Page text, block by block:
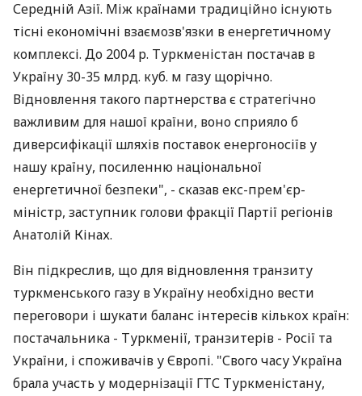
Середній Азії. Між країнами традиційно існують
тісні економічні взаємозв'язки в енергетичному
комплексі. До 2004 р. Туркменістан постачав в
Україну 30-35 млрд. куб. м газу щорічно.
Відновлення такого партнерства є стратегічно
важливим для нашої країни, воно сприяло б
диверсифікації шляхів поставок енергоносіїв у
нашу країну, посиленню національної
енергетичної безпеки", - сказав екс-прем'єр-
міністр, заступник голови фракції Партії регіонів
Анатолій Кінах.
Він підкреслив, що для відновлення транзиту
туркменського газу в Україну необхідно вести
переговори і шукати баланс інтересів кількох країн:
постачальника - Туркменії, транзитерів - Росії та
України, і споживачів у Європі. "Свого часу Україна
брала участь у модернізації ГТС Туркменістану,